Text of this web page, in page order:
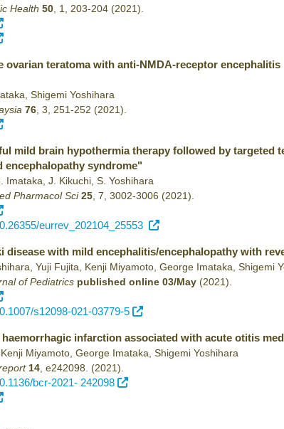
Health 50 1 203-204 (2021)
ovarian teratoma with anti-NMDA-receptor encephalitis
Shigemi Yoshihara
76 3 251-252 (2021)
mild brain hypothermia therapy followed by targeted
encephalopathy syndrome"
Imataka, J. Kikuchi, S. Yoshihara
Pharmacol Sci 25 7 3002-3006 (2021)
eurrev_202104_25553
disease with mild encephalitis/encephalopathy with
Yuji Fujita, Kenji Miyamoto, George Imataka, Shigemi
of Pediatrics published online 03/May (2021)
s12098-021-03779-5
infarction associated with acute otitis
Miyamoto, George Imataka, Shigemi Yoshihara
14 e242098. (2021)
bcr-2021- 242098